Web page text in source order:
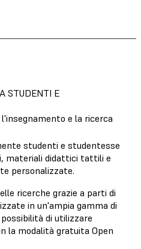
STUDENTI E
e la ricerca
studenti e studentesse
materiali didattici tattili e
personalizzate.
ricerche grazie a parti di
in un'ampia gamma di
di utilizzare
la modalità gratuita Open